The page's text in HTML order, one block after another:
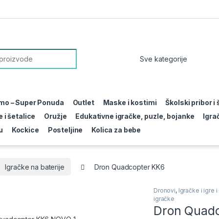
– Super Ponuda Outlet Maske i kostimi Školski pribor i
i šetalice
Oružje Edukativne igračke, puzle, bojanke
Kockice Posteljine Kolica za bebe
Igračke na baterije Dron Quadcopter KK6
Dronovi, Igračke i igre
igračke
Dron